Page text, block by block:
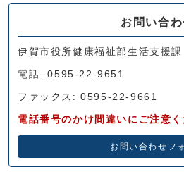
お問い合わ
伊賀市役所健康福祉部生活支援課
電話: 0595-22-9651
ファックス: 0595-22-9661
電話番号のかけ間違いにご注意く
お問い合わせフ